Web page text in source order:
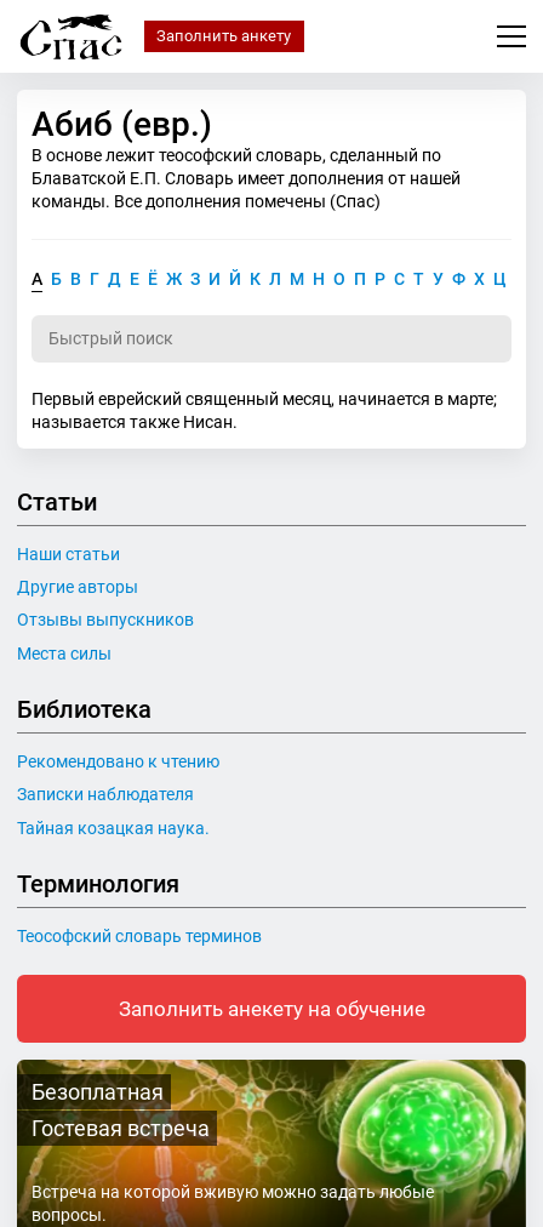
Заполнить анкету
Абиб (евр.)
В основе лежит теософский словарь, сделанный по
Блаватской Е.П. Словарь имеет дополнения от нашей
команды. Все дополнения помечены (Спас)
А Б В Г Д Е Ё Ж З И Й К Л М Н О П Р С Т У Ф Х Ц
Первый еврейский священный месяц, начинается в марте;
называется также Нисан.
Статьи
Наши статьи
Другие авторы
Отзывы выпускников
Места силы
Библиотека
Рекомендовано к чтению
Записки наблюдателя
Тайная козацкая наука.
Терминология
Теософский словарь терминов
Заполнить анекету на обучение
Безоплатная
Гостевая встреча
Встреча на которой вживую можно задать любые
вопросы.